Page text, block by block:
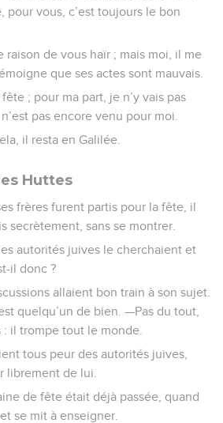
pour vous, c’est toujours le bon
raison de vous haïr ; mais moi, il me
que ses actes sont mauvais.
; pour ma part, je n’y vais pas
pas encore venu pour moi.
il resta en Galilée.
Huttes
frères furent partis pour la fête, il
secrètement, sans se montrer.
autorités juives le cherchaient et
il donc ?
allaient bon train à son sujet.
quelqu’un de bien. —Pas du tout,
il trompe tout le monde.
tous peur des autorités juives,
librement de lui.
de fête était déjà passée, quand
se mit à enseigner.